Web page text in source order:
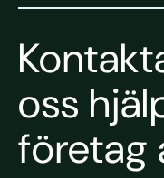
oss
företag